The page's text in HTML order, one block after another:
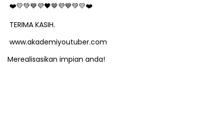
❤💛💚💙💜🖤🤎💜💙💚💛❤
TERIMA KASIH.
www.akademiyoutuber.com
Merealisasikan impian anda!